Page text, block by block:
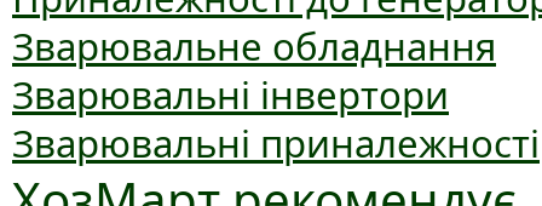
Зварювальне обладнання
Зварювальні інвертори
Зварювальні приналежності